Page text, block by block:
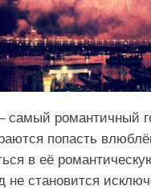
самый романтичный
попасть
в её
не становится